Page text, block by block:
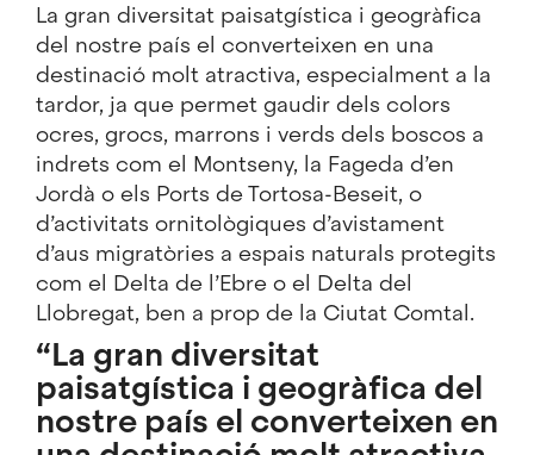
La gran diversitat paisatgística i geogràfica
del nostre país el converteixen en una
destinació molt atractiva, especialment a la
tardor, ja que permet gaudir dels colors
ocres, grocs, marrons i verds dels boscos a
indrets com el Montseny, la Fageda d’en
Jordà o els Ports de Tortosa-Beseit, o
d’activitats ornitològiques d’avistament
d’aus migratòries a espais naturals protegits
com el Delta de l’Ebre o el Delta del
Llobregat, ben a prop de la Ciutat Comtal.
“La gran diversitat
paisatgística i geogràfica del
nostre país el converteixen en